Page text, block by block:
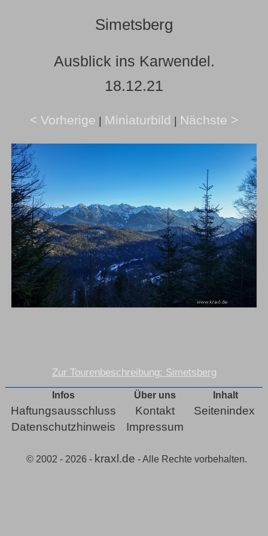
Simetsberg
Ausblick ins Karwendel.
18.12.21
< Vorherige | Miniaturbild | Nächste >
Zur Tourenbeschreibung: Simetsberg
Infos
Haftungsausschluss
Datenschutzhinweis
Über uns
Kontakt
Impressum
Inhalt
Seitenindex
© 2002 - 2026 - kraxl.de - Alle Rechte vorbehalten.